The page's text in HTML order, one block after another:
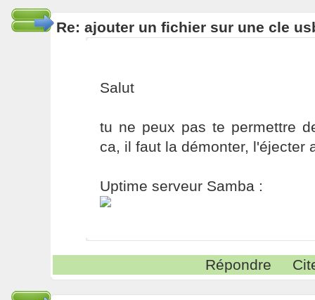
Re: ajouter un fichier sur une cle
Salut
tu ne peux pas te permettre
ca, il faut la démonter, l'éjecter
Uptime serveur Samba :
Répondre